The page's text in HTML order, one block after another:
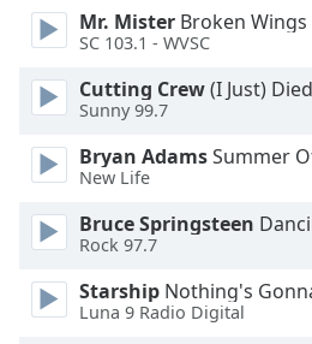
Caption
Background
Color
Size
Mr. Mister Broken Wings
SC 103.1 - WVSC
Cutting Crew(I Just)
Sunny 99.7
Bryan AdamsSummer
New Life
Bruce Springsteen
Rock 97.7
Starship Nothing's
Luna 9 Radio Digital